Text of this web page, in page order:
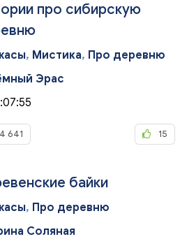
про сибирскую
, Мистика, Про деревню
Эрас
4 641 15
байки
, Про деревню
Соляная